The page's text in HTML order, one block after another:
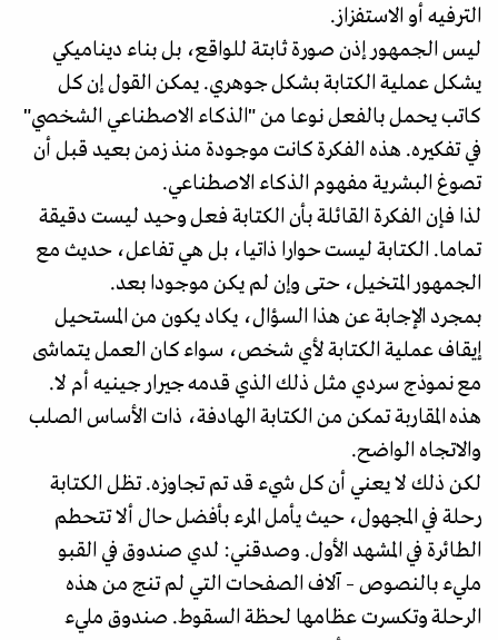
الترفيه أو الاستفزاز.
ليس الجمهور إذن صورة ثابتة للواقع، بل بناء ديناميكي
يشكل عملية الكتابة بشكل جوهري. يمكن القول إن كل
كاتب يحمل بالفعل نوعا من "الذكاء الاصطناعي الشخصي"
في تفكيره. هذه الفكرة كانت موجودة منذ زمن بعيد قبل أن
تصوغ البشرية مفهوم الذكاء الاصطناعي.
لذا فإن الفكرة القائلة بأن الكتابة فعل وحيد ليست دقيقة
تماما. الكتابة ليست حوارا ذاتيا، بل هي تفاعل، حديث مع
الجمهور المتخيل، حتى وإن لم يكن موجودا بعد.
بمجرد الإجابة عن هذا السؤال، يكاد يكون من المستحيل
إيقاف عملية الكتابة لأي شخص، سواء كان العمل يتماشى
مع نموذج سردي مثل ذلك الذي قدمه جيرار جينيه أم لا.
هذه المقاربة تمكن من الكتابة الهادفة، ذات الأساس الصلب
والاتجاه الواضح.
لكن ذلك لا يعني أن كل شيء قد تم تجاوزه. تظل الكتابة
رحلة في المجهول، حيث يأمل المرء بأفضل حال ألا تتحطم
الطائرة في المشهد الأول. وصدقني: لدي صندوق في القبو
مليء بالنصوص – آلاف الصفحات التي لم تنج من هذه
الرحلة وتكسرت عظامها لحظة السقوط. صندوق مليء